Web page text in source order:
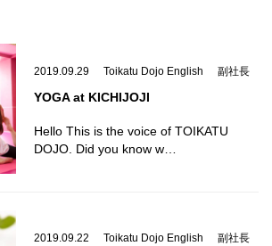
2019.09.29 Toikatu Dojo English 副社長
YOGA at KICHIJOJI
Hello This is the voice of TOIKATU
DOJO. Did you know w…
2019.09.22 Toikatu Dojo English 副社長